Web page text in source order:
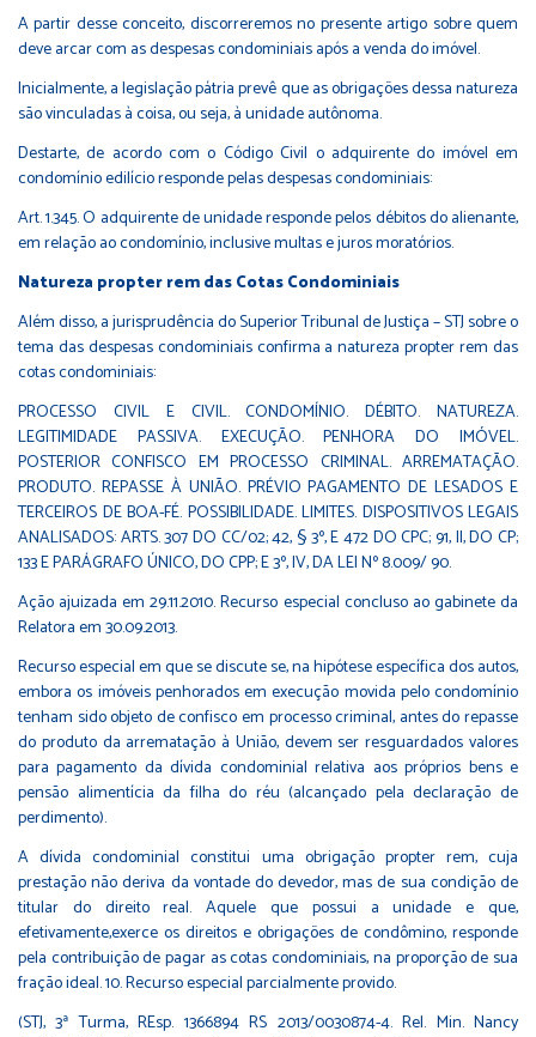
A partir desse conceito, discorreremos no presente artigo sobre quem
deve arcar com as despesas condominiais após a venda do imóvel.
Inicialmente, a legislação pátria prevê que as obrigações dessa natureza
são vinculadas à coisa, ou seja, à unidade autônoma.
Destarte, de acordo com o Código Civil o adquirente do imóvel em
condomínio edilício responde pelas despesas condominiais:
Art. 1.345. O adquirente de unidade responde pelos débitos do alienante,
em relação ao condomínio, inclusive multas e juros moratórios.
Natureza propter rem das Cotas Condominiais
Além disso, a jurisprudência do Superior Tribunal de Justiça – STJ sobre o
tema das despesas condominiais confirma a natureza propter rem das
cotas condominiais:
PROCESSO CIVIL E CIVIL. CONDOMÍNIO. DÉBITO. NATUREZA.
LEGITIMIDADE PASSIVA. EXECUÇÃO. PENHORA DO IMÓVEL.
POSTERIOR CONFISCO EM PROCESSO CRIMINAL. ARREMATAÇÃO.
PRODUTO. REPASSE À UNIÃO. PRÉVIO PAGAMENTO DE LESADOS E
TERCEIROS DE BOA-FÉ. POSSIBILIDADE. LIMITES. DISPOSITIVOS LEGAIS
ANALISADOS: ARTS. 307 DO CC/02; 42, § 3º, E 472 DO CPC; 91, II, DO CP;
133 E PARÁGRAFO ÚNICO, DO CPP; E 3º, IV, DA LEI Nº 8.009/ 90.
Ação ajuizada em 29.11.2010. Recurso especial concluso ao gabinete da
Relatora em 30.09.2013.
Recurso especial em que se discute se, na hipótese específica dos autos,
embora os imóveis penhorados em execução movida pelo condomínio
tenham sido objeto de confisco em processo criminal, antes do repasse
do produto da arrematação à União, devem ser resguardados valores
para pagamento da dívida condominial relativa aos próprios bens e
pensão alimentícia da filha do réu (alcançado pela declaração de
perdimento).
A dívida condominial constitui uma obrigação propter rem, cuja
prestação não deriva da vontade do devedor, mas de sua condição de
titular do direito real. Aquele que possui a unidade e que,
efetivamente,exerce os direitos e obrigações de condômino, responde
pela contribuição de pagar as cotas condominiais, na proporção de sua
fração ideal. 10. Recurso especial parcialmente provido.
(STJ, 3ª Turma, REsp. 1366894 RS 2013/0030874-4. Rel. Min. Nancy